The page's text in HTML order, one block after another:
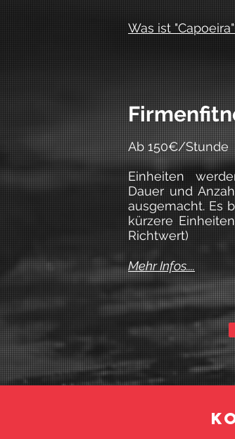
Was ist
Ab 150€/Stunde
Einheiten
Dauer und
ausgemacht. Es
kürzere
Richtwert)
Mehr Infos....